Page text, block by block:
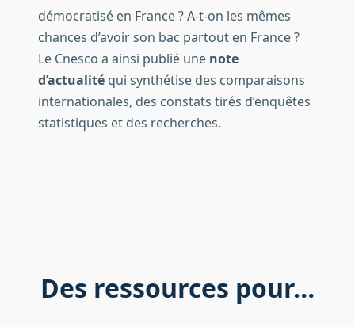
démocratisé en France ? A-t-on les mêmes
chances d’avoir son bac partout en France ?
Le Cnesco a ainsi publié une note
d’actualitéqui synthétise des comparaisons
internationales, des constats tirés d’enquêtes
statistiques et des recherches.
Des ressources pour…